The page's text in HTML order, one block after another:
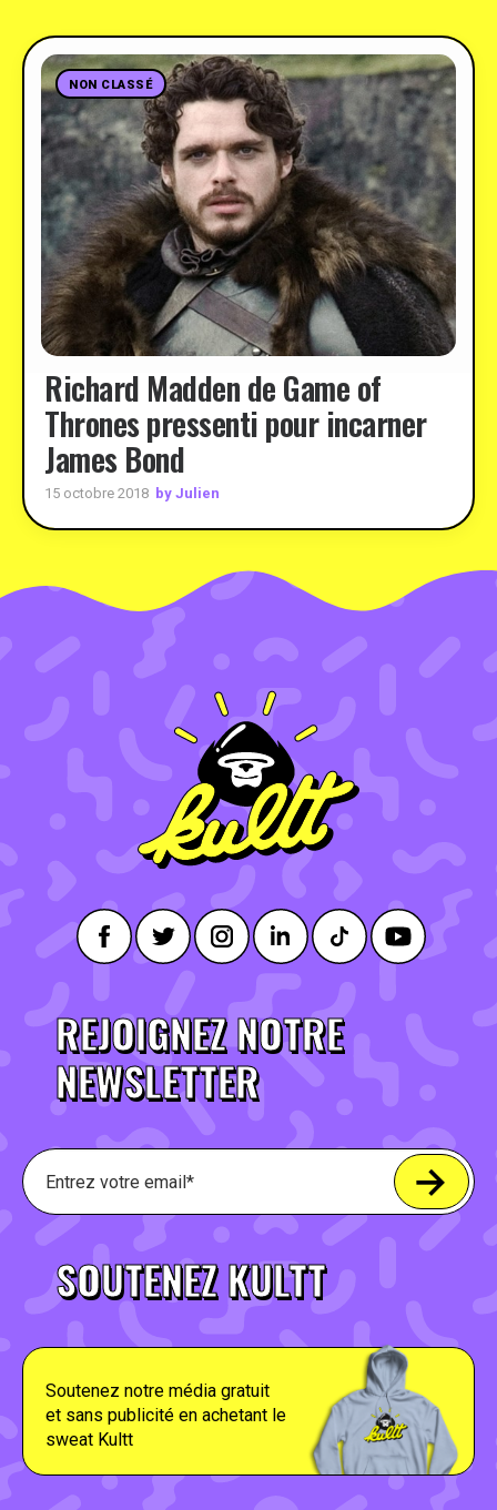
NON CLASSÉ
Richard Madden de Game of
Thrones pressenti pour incarner
James Bond
15 octobre 2018 by Julien
REJOIGNEZ NOTRE
NEWSLETTER
SOUTENEZ KULTT
Soutenez notre média gratuit
et sans publicité en achetant le
sweat Kultt